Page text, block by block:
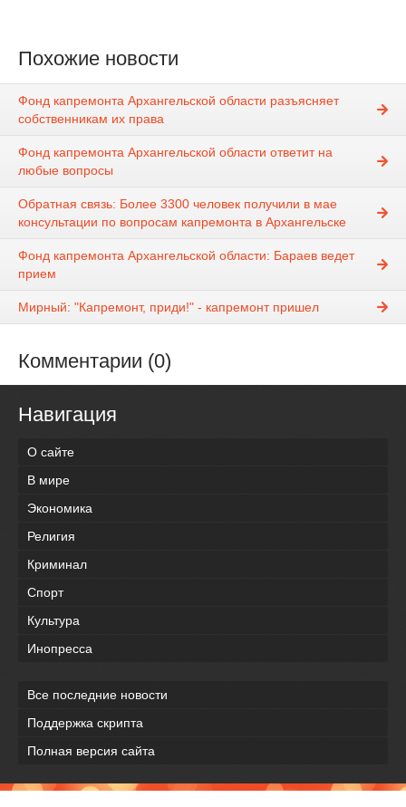
Похожие новости
Фонд капремонта Архангельской области разъясняет
собственникам их права
Фонд капремонта Архангельской области ответит на
любые вопросы
Обратная связь: Более 3300 человек получили в мае
консультации по вопросам капремонта в Архангельске
Фонд капремонта Архангельской области: Бараев ведет
прием
Мирный: "Капремонт, приди!" - капремонт пришел
Комментарии (0)
Навигация
О сайте
В мире
Экономика
Религия
Криминал
Спорт
Культура
Инопресса
Все последние новости
Поддержка скрипта
Полная версия сайта